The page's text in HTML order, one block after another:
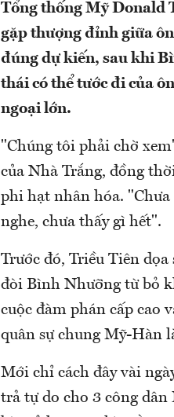
Tổng thống Mỹ Donald
gặp thượng đỉnh giữa
đúng dự kiến, sau khi
thái có thể tước đi của
ngoại lớn.
"Chúng tôi phải chờ
của Nhà Trắng, đồng
phi hạt nhân hóa.
nghe, chưa thấy gì hết".
Trước đó, Triều Tiên
đòi Bình Nhưỡng từ bỏ
cuộc đàm phán cấp cao
quân sự chung Mỹ-Hàn
Mới chỉ cách đây vài
trả tự do cho 3 công dân